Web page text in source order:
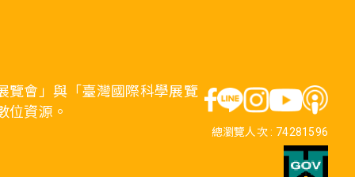
覽會」與「臺灣國際科學展覽
位資源。
總瀏覽人次 : 74281596